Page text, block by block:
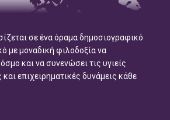
σε ένα όραμα δημοσιογραφικό
με μοναδική φιλοδοξία να
και να συνενώσει τις υγιείς
επιχειρηματικές δυνάμεις κάθε